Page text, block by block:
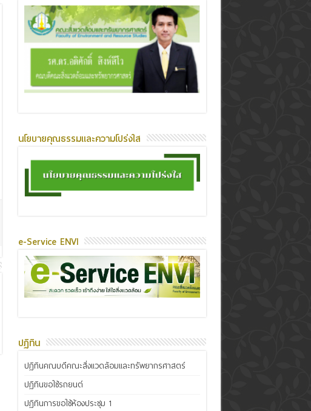
นโยบายคุณธรรมและความโปร่งใส
e-Service ENVI
ปฏิทิน
ปฏิทินคณบดีคณะสิ่งแวดล้อมและทรัพยากรศาสตร์
ปฏิทินขอใช้รถยนต์
ปฏิทินการขอใช้ห้องประชุม 1